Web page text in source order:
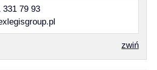
331 79 93
zwiń